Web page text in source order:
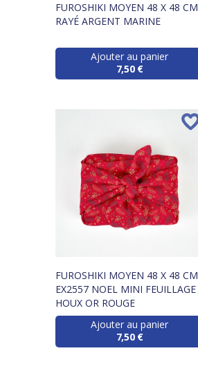
FUROSHIKI MOYEN 48 X 48 CM
RAYÉ ARGENT MARINE
Ajouter au panier
7,50 €
FUROSHIKI MOYEN 48 X 48 CM
EX2557 NOEL MINI FEUILLAGE
HOUX OR ROUGE
Ajouter au panier
7,50 €